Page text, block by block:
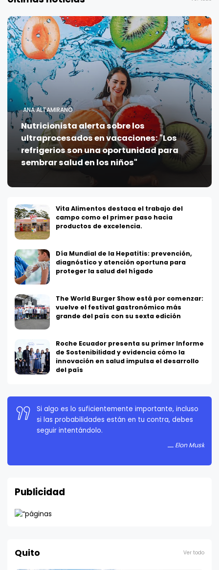
ANA ALTAMIRANO
Nutricionista alerta sobre los
ultraprocesados en vacaciones: "Los
refrigerios son una oportunidad para
sembrar salud en los niños"
Vita Alimentos destaca el trabajo del
campo como el primer paso hacia
productos de excelencia.
Día Mundial de la Hepatitis: prevención,
diagnóstico y atención oportuna para
proteger la salud del hígado
The World Burger Show está por comenzar:
vuelve el festival gastronómico más
grande del país con su sexta edición
Roche Ecuador presenta su primer Informe
de Sostenibilidad y evidencia cómo la
innovación en salud impulsa el desarrollo
del país
La persistencia es muy importante. No debes
rendirte a menos que estés obligado a rendirte.
Publicidad
Quito Ver todo